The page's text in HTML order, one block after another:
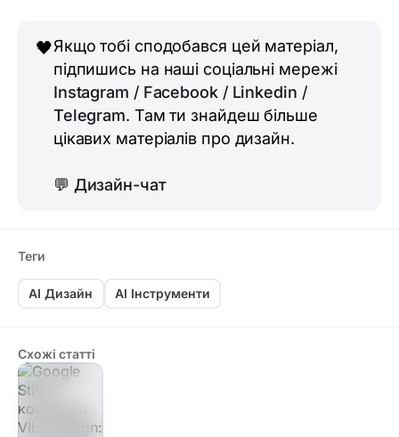
🖤Якщо тобі сподобався цей матеріал,
підпишись на наші соціальні мережі
Instagram / Facebook/ Linkedin /
Telegram. Там ти знайдеш більше
цікавих матеріалів про дизайн.
💬 Дизайн-чат
Теги
AI Дизайн AI Інструменти
Схожі статті